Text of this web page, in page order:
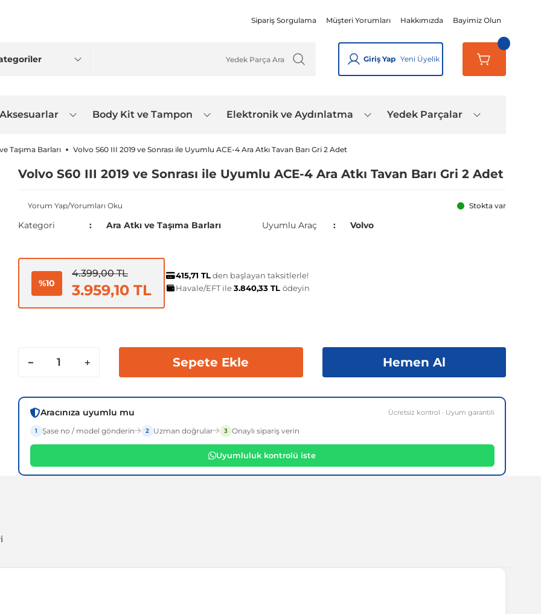
Sipariş Sorgulama Müşteri Yorumları Hakkımızda Bayimiz Olun
Giriş Yap Yeni Üyelik
Aksesuarlar Body Kit ve Tampon Elektronik ve Aydınlatma Yedek Parçalar
Taşıma Barları Volvo S60 III 2019 ve Sonrası ile Uyumlu ACE-4 Ara Atkı Tavan Barı Gri 2 Adet
Volvo S60 III 2019 ve Sonrası ile Uyumlu ACE-4 Ara Atkı Tavan Barı Gri 2 Adet
Yorum Yap/Yorumları Oku Stokta var
Kategori Ara Atkı ve Taşıma Barları Uyumlu Araç Volvo
%10
4.399,00 TL
3.959,10 TL
415,71 TLden başlayan taksitlerle!
Havale/EFT ile3.840,33 TL ödeyin
Sepete Ekle Hemen Al
Aracınıza uyumlu mu Ücretsiz kontrol · Uyum garantili
1 Şase no / model gönderin 2 Uzman doğrular 3 Onaylı sipariş verin
Uyumluluk kontrolü iste